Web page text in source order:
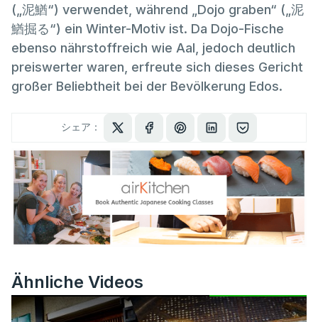
(„泥鰌“) verwendet, während „Dojo graben“ („泥
鰌掘る“) ein Winter-Motiv ist. Da Dojo-Fische
ebenso nährstoffreich wie Aal, jedoch deutlich
preiswerter waren, erfreute sich dieses Gericht
großer Beliebtheit bei der Bevölkerung Edos.
シェア：
Ähnliche Videos